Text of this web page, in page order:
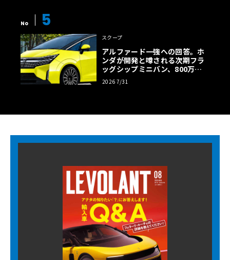
No 5
スクープ
アルファード一強への回答。ホ
ンダが開発と噂される次期フラ
ッグシップミニバン、800万円
超の勝算【予想CG】
2026 7/31